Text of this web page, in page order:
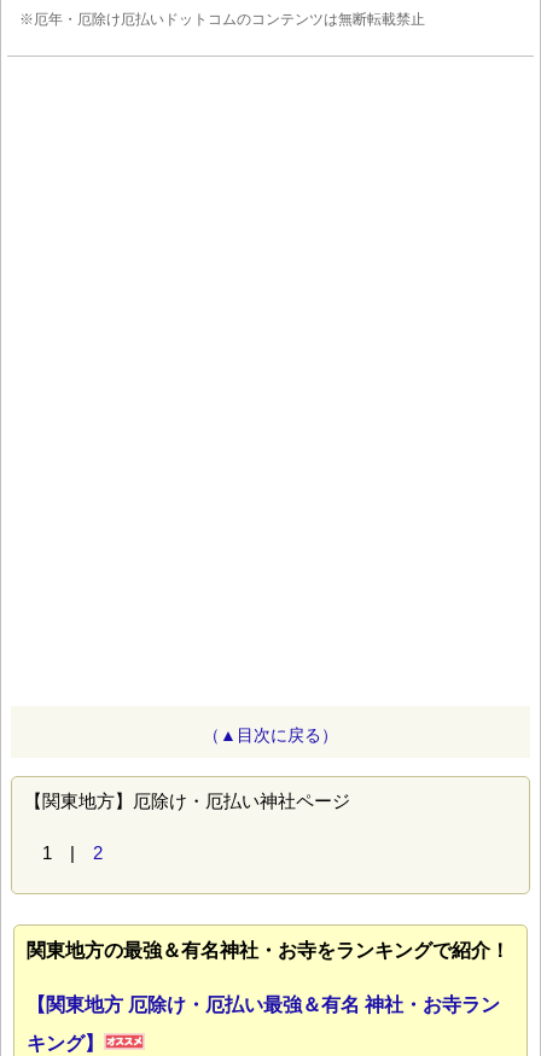
※厄年・厄除け厄払いドットコムのコンテンツは無断転載禁止
（▲目次に戻る）
【関東地方】厄除け・厄払い神社ページ
1 | 2
関東地方の最強＆有名神社・お寺をランキングで紹介！
【関東地方 厄除け・厄払い最強＆有名 神社・お寺ラン
キング】